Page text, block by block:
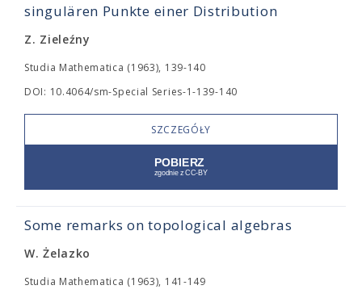
singulären Punkte einer Distribution
Z. Zieleźny
Studia Mathematica (1963), 139-140
DOI: 10.4064/sm-Special Series-1-139-140
SZCZEGÓŁY
Some remarks on topological algebras
W. Żelazko
Studia Mathematica (1963), 141-149